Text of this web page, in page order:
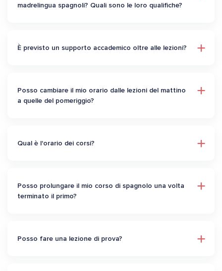
madrelingua spagnoli? Quali sono le loro qualifiche?
È previsto un supporto accademico oltre alle lezioni?
Posso cambiare il mio orario dalle lezioni del mattino
a quelle del pomeriggio?
Qual è l'orario dei corsi?
Posso prolungare il mio corso di spagnolo una volta
terminato il primo?
Posso fare una lezione di prova?